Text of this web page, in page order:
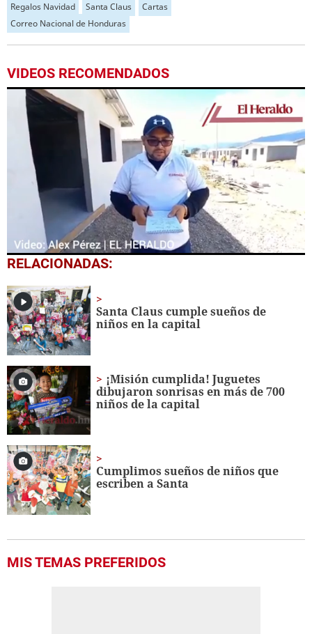
Regalos Navidad Santa Claus
Cartas
Correo Nacional de Honduras
VIDEOS RECOMENDADOS
0
seconds
7
minutes,
6
seconds
RELACIONADAS:
Santa Claus cumple sueños de
niños en la capital
¡Misión cumplida! Juguetes
dibujaron sonrisas en más de 700
niños de la capital
Cumplimos sueños de niños que
escriben a Santa
MIS TEMAS PREFERIDOS